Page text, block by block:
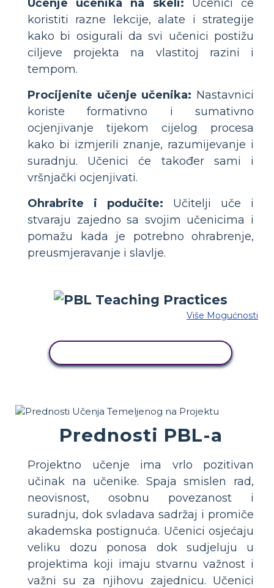
Učenje učenika na skeli: Učenici će
koristiti razne lekcije, alate i strategije
kako bi osigurali da svi učenici postižu
ciljeve projekta na vlastitoj razini i
tempom.
Procijenite učenje učenika: Nastavnici
koriste formativno i sumativno
ocjenjivanje tijekom cijelog procesa
kako bi izmjerili znanje, razumijevanje i
suradnju. Učenici će također sami i
vršnjački ocjenjivati.
Ohrabrite i podučite: Učitelji uče i
stvaraju zajedno sa svojim učenicima i
pomažu kada je potrebno ohrabrenje,
preusmjeravanje i slavlje.
Više Mogućnosti
Prednosti PBL-a
Projektno učenje ima vrlo pozitivan
učinak na učenike. Spaja smislen rad,
neovisnost, osobnu povezanost i
suradnju, dok svladava sadržaj i promiče
akademska postignuća. Učenici osjećaju
veliku dozu ponosa dok sudjeluju u
projektima koji imaju stvarnu važnost i
važni su za njihovu zajednicu. Učenici